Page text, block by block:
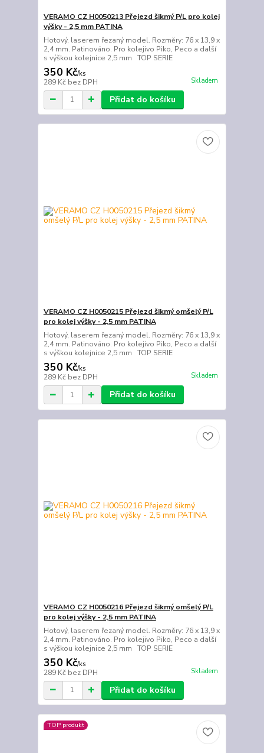
VERAMO CZ H0050213 Přejezd šikmý P/L pro kolej
výšky - 2,5 mm PATINA
Hotový, laserem řezaný model. Rozměry: 76 x 13,9 x
2,4 mm. Patinováno. Pro kolejivo Piko, Peco a další
s výškou kolejnice 2,5 mm TOP SERIE
350 Kč/ks
289 Kč bez DPH Skladem
Přidat do košíku
VERAMO CZ H0050215 Přejezd šikmý omšelý P/L
pro kolej výšky - 2,5 mm PATINA
Hotový, laserem řezaný model. Rozměry: 76 x 13,9 x
2,4 mm. Patinováno. Pro kolejivo Piko, Peco a další
s výškou kolejnice 2,5 mm TOP SERIE
350 Kč/ks
289 Kč bez DPH Skladem
Přidat do košíku
VERAMO CZ H0050216 Přejezd šikmý omšelý P/L
pro kolej výšky - 2,5 mm PATINA
Hotový, laserem řezaný model. Rozměry: 76 x 13,9 x
2,4 mm. Patinováno. Pro kolejivo Piko, Peco a další
s výškou kolejnice 2,5 mm TOP SERIE
350 Kč/ks
289 Kč bez DPH Skladem
Přidat do košíku
TOP produkt